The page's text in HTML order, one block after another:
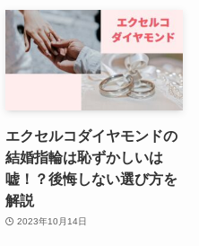
エクセルコダイヤモンドの
結婚指輪は恥ずかしいは
嘘！？後悔しない選び方を
解説
2023年10月14日